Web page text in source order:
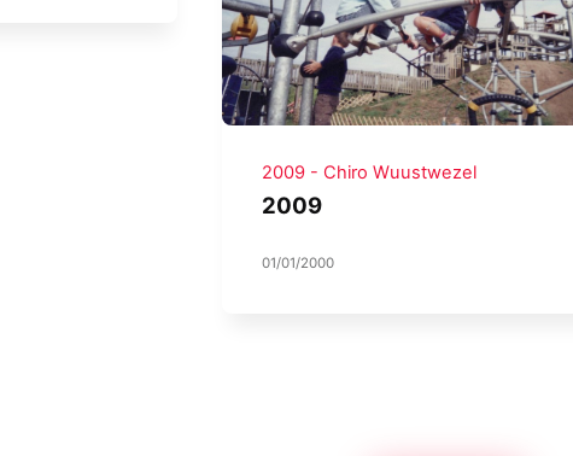
2009 - Chiro Wuustwezel
2009
01/01/2000